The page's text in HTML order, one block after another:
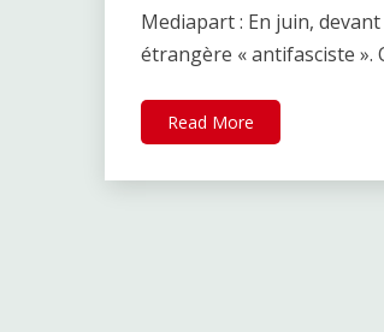
Mediapart : En juin, devant
étrangère « antifasciste ».
Read More